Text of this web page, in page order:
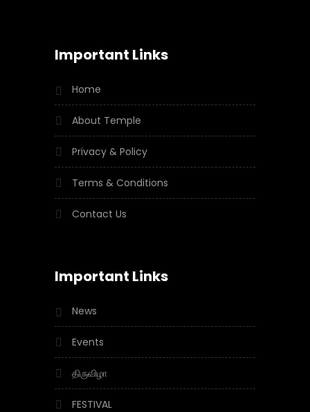
Important Links
Home
About Temple
Privacy & Policy
Terms & Conditions
Contact Us
Important Links
News
Events
திருவிழா
FESTIVAL